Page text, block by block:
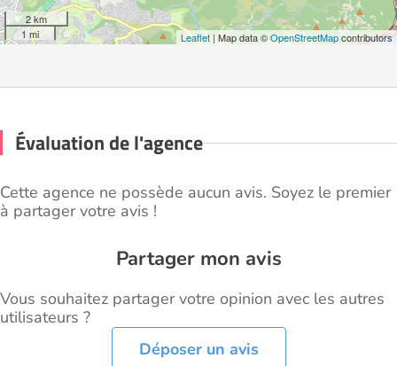
2 km
1 mi
Leaflet | Map data ©OpenStreetMapcontributors
Évaluation de l'agence
Cette agence ne possède aucun avis. Soyez le premier
à partager votre avis !
Partager mon avis
Vous souhaitez partager votre opinion avec les autres
utilisateurs ?
Déposer un avis